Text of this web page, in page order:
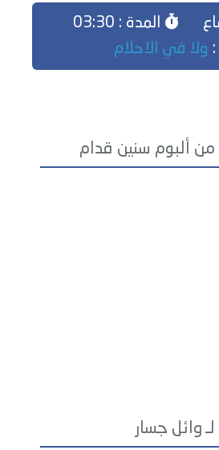
المدة : 03:30
: ولا في الاحلام
من ألبوم سنين قدام
وائل جسار